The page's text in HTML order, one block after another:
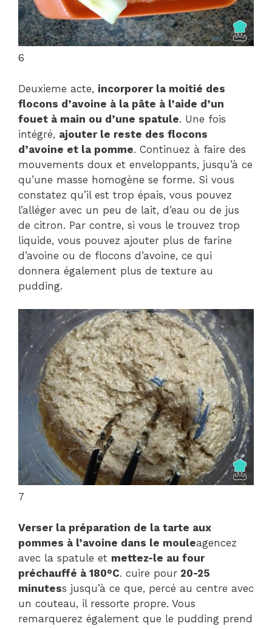
6
Deuxieme acte, incorporer la moitié des
flocons d’avoine à la pâte à l’aide d’un
fouet à main ou d’une spatule. Une fois
intégré, ajouter le reste des flocons
d’avoine et la pomme. Continuez à faire des
mouvements doux et enveloppants, jusqu’à ce
qu’une masse homogène se forme. Si vous
constatez qu’il est trop épais, vous pouvez
l’alléger avec un peu de lait, d’eau ou de jus
de citron. Par contre, si vous le trouvez trop
liquide, vous pouvez ajouter plus de farine
d’avoine ou de flocons d’avoine, ce qui
donnera également plus de texture au
pudding.
7
Verser la préparation de la tarte aux
pommes à l’avoine dans le mouleagencez
avec la spatule et mettez-le au four
préchauffé à 180°C. cuire pour 20-25
minutess jusqu’à ce que, percé au centre avec
un couteau, il ressorte propre. Vous
remarquerez également que le pudding prend